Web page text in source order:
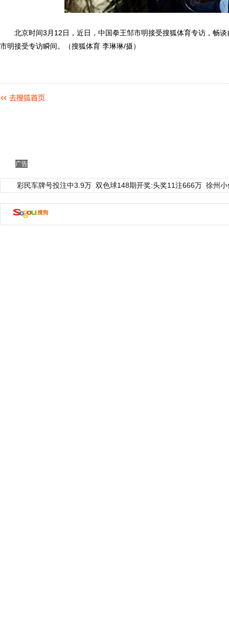
北京时间3月12日，近日，中国拳王邹市明接受搜狐体育专访，畅谈
市明接受专访瞬间。（搜狐体育 李琳琳/摄）
广告
彩民车牌号投注中3.9万 双色球148期开奖:头奖11注666万 徐州